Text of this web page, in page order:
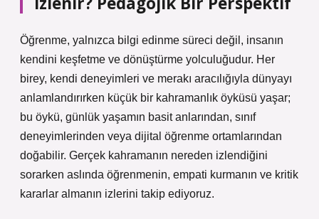
Öğrenme, yalnızca bilgi edinme süreci değil, insanın
kendini keşfetme ve dönüştürme yolculuğudur. Her
birey, kendi deneyimleri ve merakı aracılığıyla dünyayı
anlamlandırırken küçük bir kahramanlık öyküsü yaşar;
bu öykü, günlük yaşamın basit anlarından, sınıf
deneyimlerinden veya dijital öğrenme ortamlarından
doğabilir. Gerçek kahramanın nereden izlendiğini
sorarken aslında öğrenmenin, empati kurmanın ve kritik
kararlar almanın izlerini takip ediyoruz.